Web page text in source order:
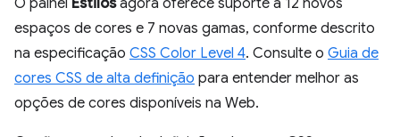
O painel Estilosagora oferece suporte a 12 novos
espaços de cores e 7 novas gamas, conforme descrito
na especificação CSS Color Level 4. Consulte o Guia de
cores CSS de alta definição para entender melhor as
opções de cores disponíveis na Web.